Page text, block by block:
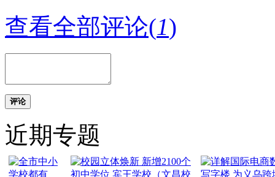
查看全部评论(1)
评论
近期专题